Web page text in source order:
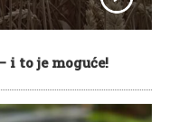
i to je moguće!